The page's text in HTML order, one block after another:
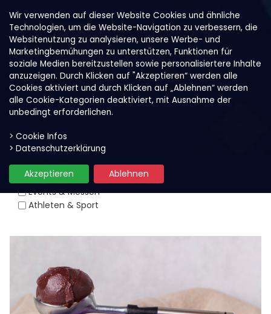
Wir verwenden auf dieser Website Cookies und ähnliche
Technologien, um die Website-Navigation zu verbessern, die
Websitenutzung zu analysieren, unsere Werbe- und
Marketingbemühungen zu unterstützen, Funktionen für
soziale Medien bereitzustellen sowie personalisiertere Inhalte
anzuzeigen. Durch Klicken auf "Akzeptieren“ werden alle
Cookies aktiviert und durch Klicken auf „Ablehnen“ werden
alle Cookie-Kategorien deaktiviert, mit Ausnahme der
unbedingt erforderlichen.
> Cookie Infos
> Datenschutzerklärung
Ablehnen
Akzeptieren
Trends & News
Produkte & Trends
Events & Messen
Athleten & Sport